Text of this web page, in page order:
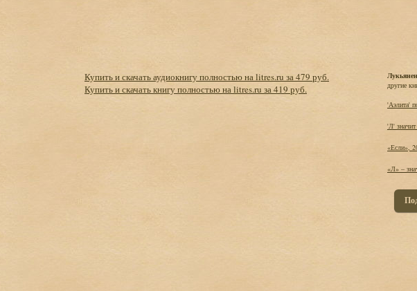
Купить и скачать аудиокнигу полностью на litres.ru за 479 руб.
Купить и скачать книгу полностью на litres.ru за 419 руб.
другие
'Аэлита'
'Л'
«Если»,
«Л» –